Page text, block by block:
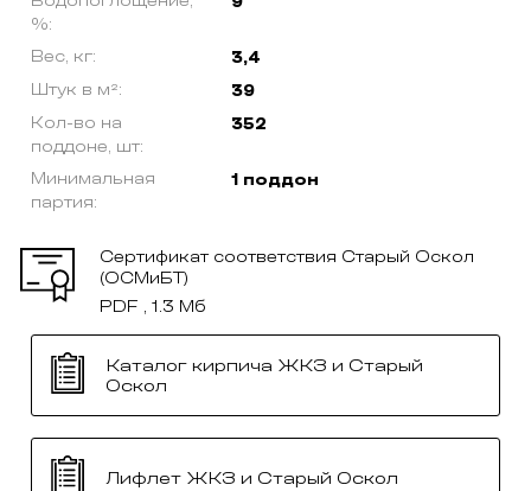
%:
Вес, кг: 3,4
Штук в м²: 39
Кол-во на
поддоне, шт:
352
Минимальная
партия:
1 поддон
Сертификат соответствия Старый Оскол
(ОСМиБТ)
PDF , 1.3 Мб
Каталог кирпича ЖКЗ и Старый
Оскол
Лифлет ЖКЗ и Старый Оскол